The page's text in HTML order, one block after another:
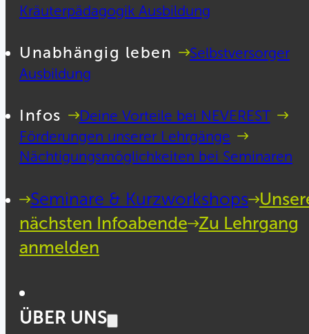
Kräuterpädagogik Ausbildung
Unabhängig leben
Selbstversorger
Ausbildung
Infos
Deine Vorteile bei NEVEREST
Förderungen unserer Lehrgänge
Nächtigungsmöglichkeiten bei Seminaren
Seminare & Kurzworkshops
nächsten Infoabende Zu Lehrgang
anmelden
ÜBER UNS